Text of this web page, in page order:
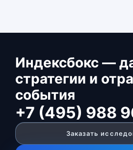
Индексбокс —
стратегии и
события
+7 (495) 988
Заказать